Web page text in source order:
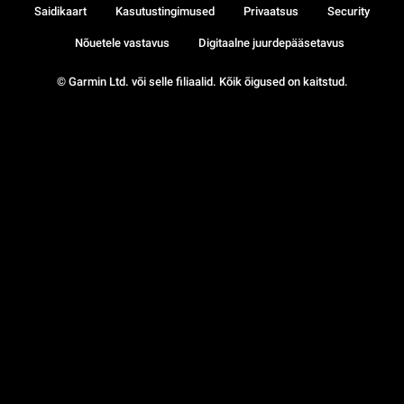
© Garmin Ltd. või selle filiaalid. Kõik õigused on kaitstud.
Saidikaart Kasutustingimused Privaatsus Security
Nõuetele vastavus Digitaalne juurdepääsetavus